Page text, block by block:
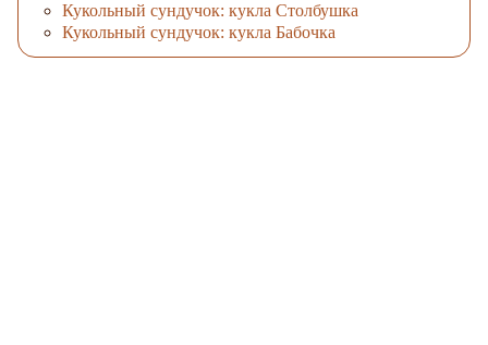
Кукольный сундучок: кукла Столбушка
Кукольный сундучок: кукла Бабочка